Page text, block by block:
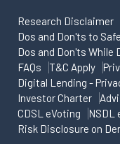
Research Disclaimer
Dos and Don'ts to
Dos and Don'ts
FAQs
T&C Apply
Digital Lending -
Investor Charter
CDSL eVoting
NSDL
Risk Disclosure on